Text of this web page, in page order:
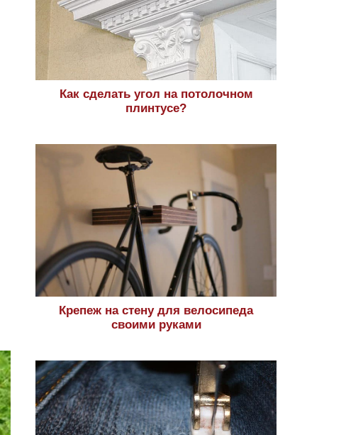
Как сделать угол на потолочном
плинтусе?
Крепеж на стену для велосипеда
своими руками